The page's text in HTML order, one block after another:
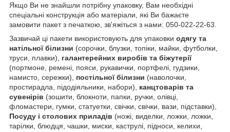
Якщо Ви не знайшли потрібну упаковку, Вам необхідні
спеціальні конструкція або матеріали, які Ви бажаєте
замовити пакет з печаткою, зв'яжіться з нами: 050-022-22-63.
Зазвичай ці пакети використовують для упаковки одягу та
натільної білизни (сорочки, блузки, топіки, майки, футболки,
труси, плавки), галантерейних виробів та біжутерії
(портмоне, ремені, пояси, рукавички, портфелі, гудзики,
намисто, сережки), постільної білизни (наволочки,
простирадла, підодіяльники, набори), канцтоварів та
сувенірів (зошити, блокноти, папки, ручки, олівці,
фломастери, гумки, статуетки, свічки, свічки, вази, підставки),
Посуду і столових приладів (ножі, виделки, ложки, ложки,
тарілки, блюдця, чашки, миски, каструлі, підноси, келихи,